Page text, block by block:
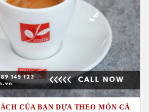
CỦA BẠN DỰA THEO MÓN CÀ